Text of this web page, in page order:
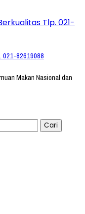
021-82619088
Makan Nasional dan